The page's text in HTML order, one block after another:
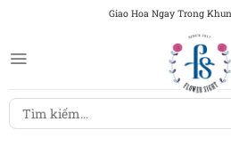
dung
Giao Hoa Ngay Trong
Tìm
kiếm: